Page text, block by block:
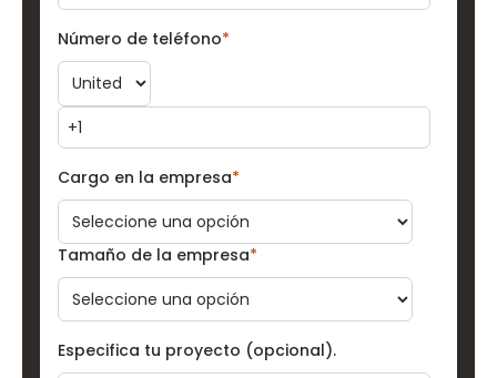
Número de teléfono*
Cargo en la empresa*
Tamaño de la empresa*
Especifica tu proyecto (opcional).